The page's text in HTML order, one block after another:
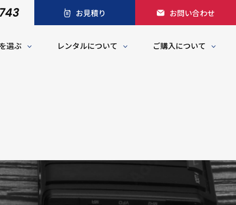
お見積り お問い合わせ
選ぶ レンタルについて ご購入について